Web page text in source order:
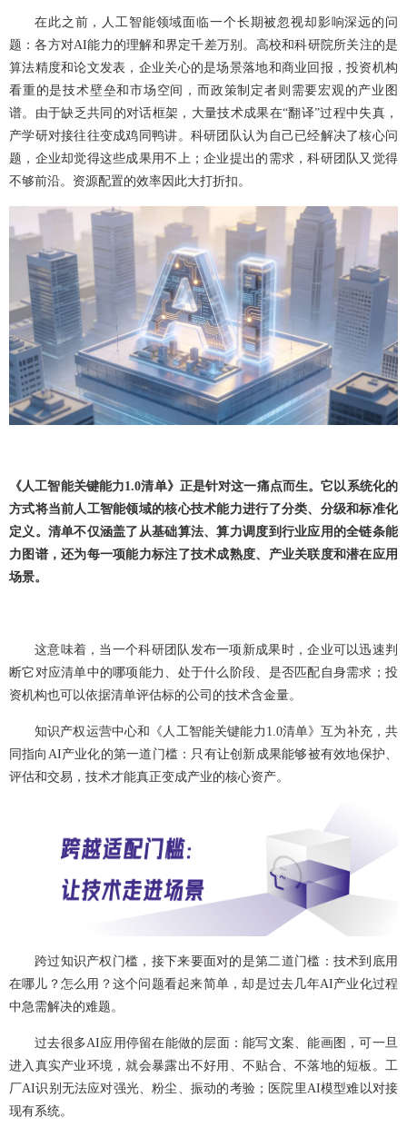
在此之前，人工智能领域面临一个长期被忽视却影响深远的问
题：各方对AI能力的理解和界定千差万别。高校和科研院所关注的是
算法精度和论文发表，企业关心的是场景落地和商业回报，投资机构
看重的是技术壁垒和市场空间，而政策制定者则需要宏观的产业图
谱。由于缺乏共同的对话框架，大量技术成果在“翻译”过程中失真，
产学研对接往往变成鸡同鸭讲。科研团队认为自己已经解决了核心问
题，企业却觉得这些成果用不上；企业提出的需求，科研团队又觉得
不够前沿。资源配置的效率因此大打折扣。
《人工智能关键能力1.0清单》正是针对这一痛点而生。它以系统化的
方式将当前人工智能领域的核心技术能力进行了分类、分级和标准化
定义。清单不仅涵盖了从基础算法、算力调度到行业应用的全链条能
力图谱，还为每一项能力标注了技术成熟度、产业关联度和潜在应用
场景。
这意味着，当一个科研团队发布一项新成果时，企业可以迅速判
断它对应清单中的哪项能力、处于什么阶段、是否匹配自身需求；投
资机构也可以依据清单评估标的公司的技术含金量。
知识产权运营中心和《人工智能关键能力1.0清单》互为补充，共
同指向AI产业化的第一道门槛：只有让创新成果能够被有效地保护、
评估和交易，技术才能真正变成产业的核心资产。
跨过知识产权门槛，接下来要面对的是第二道门槛：技术到底用
在哪儿？怎么用？这个问题看起来简单，却是过去几年AI产业化过程
中急需解决的难题。
过去很多AI应用停留在能做的层面：能写文案、能画图，可一旦
进入真实产业环境，就会暴露出不好用、不贴合、不落地的短板。工
厂AI识别无法应对强光、粉尘、振动的考验；医院里AI模型难以对接
现有系统。